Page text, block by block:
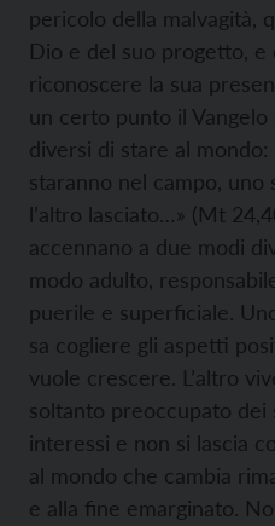
pericolo della malvagità,
Dio e del suo progetto, e
riconoscere la sua
un certo punto il
diversi di stare al
staranno nel campo, uno
l’altro lasciato…» (Mt
accennano a due modi
modo adulto,
puerile e superficiale.
sa cogliere gli aspetti
vuole crescere. L’altro
soltanto preoccupato dei
interessi e non si lascia
al mondo che cambia
e alla fine emarginato.